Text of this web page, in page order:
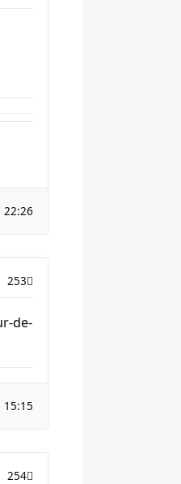
22:26
253
de-
15:15
254